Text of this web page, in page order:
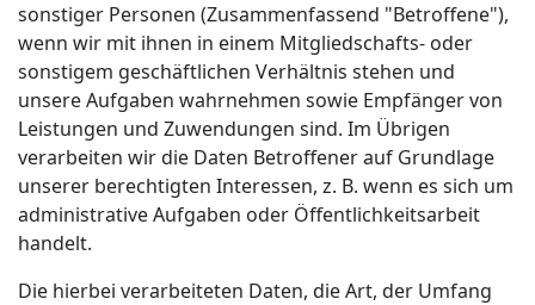
sonstiger Personen (Zusammenfassend "Betroffene"),
wenn wir mit ihnen in einem Mitgliedschafts- oder
sonstigem geschäftlichen Verhältnis stehen und
unsere Aufgaben wahrnehmen sowie Empfänger von
Leistungen und Zuwendungen sind. Im Übrigen
verarbeiten wir die Daten Betroffener auf Grundlage
unserer berechtigten Interessen, z. B. wenn es sich um
administrative Aufgaben oder Öffentlichkeitsarbeit
handelt.
Die hierbei verarbeiteten Daten, die Art, der Umfang